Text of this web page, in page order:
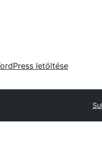
letöltése